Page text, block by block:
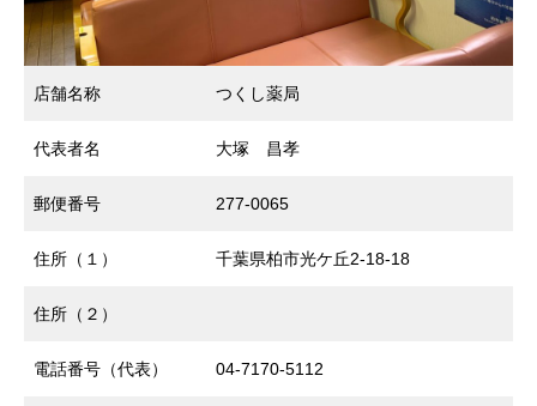
店舗名称 つくし薬局
代表者名 大塚 昌孝
郵便番号 277-0065
住所（１） 千葉県柏市光ケ丘2-18-18
住所（２）
電話番号（代表） 04-7170-5112